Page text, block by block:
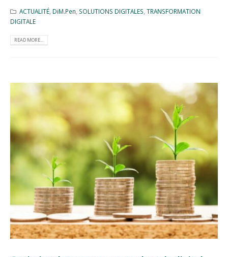
ACTUALITÉ, DiM.Pen, SOLUTIONS DIGITALES, TRANSFORMATION
DIGITALE
READ MORE...